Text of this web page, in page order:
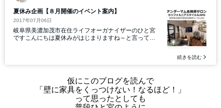
仮にこのブログを読んで
「壁に家具をくっつけない！なるほど！」
って思ったとしても